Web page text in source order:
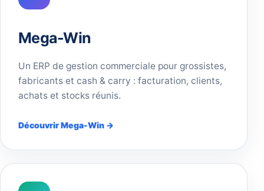
Mega-Win
Un ERP de gestion commerciale pour grossistes,
fabricants et cash & carry : facturation, clients,
achats et stocks réunis.
Découvrir Mega-Win →